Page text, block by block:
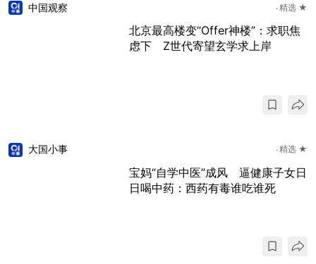
中国观察 精选 ★
北京最高楼变“Offer神楼”：求职焦
虑下 Z世代寄望玄学求上岸
大国小事 精选 ★
宝妈“自学中医”成风 逼健康子女日
日喝中药：西药有毒谁吃谁死